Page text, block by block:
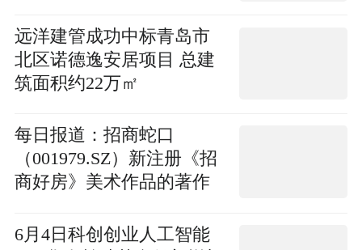
远洋建管成功中标青岛市
北区诺德逸安居项目 总建
筑面积约22万㎡
每日报道：招商蛇口
（001979.SZ）新注册《招
商好房》美术作品的著作
6月4日科创创业人工智能